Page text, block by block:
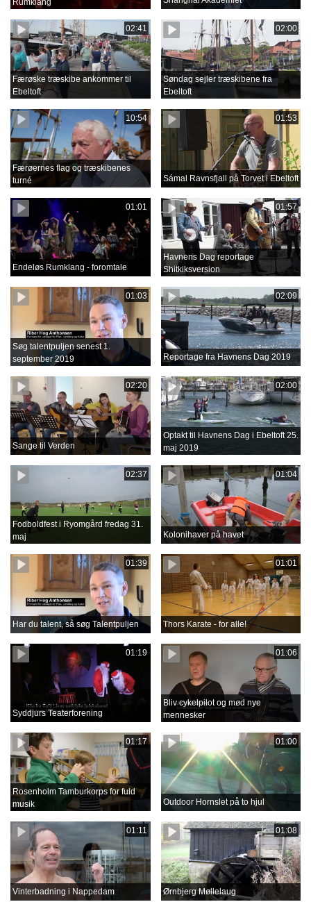
Rumklang
02:41
Færøske træskibe ankommer til
Ebeltoft
02:00
Søndag sejler træskibene fra
Ebeltoft
10:54
Færøernes flag og træskibenes
turné
01:53
Sámal Ravnsfjall på Torvet i Ebeltoft
01:01
Endeløs Rumklang - foromtale
01:57
Havnens Dag reportage
Shitkiksversion
01:03
Søg talentpuljen senest 1.
september 2019
02:09
Reportage fra Havnens Dag 2019
02:20
Sange til Verden
02:00
Optakt til Havnens Dag i Ebeltoft 25.
maj 2019
02:37
Fodboldfest i Ryomgård fredag 31.
maj
01:04
Kolonihaver på havet
01:39
Har du talent, så søg Talentpuljen
01:01
Thors Karate - for alle!
01:19
Syddjurs Teaterforening
01:06
Bliv cykelpilot og mød nye
mennesker
01:17
Rosenholm Tamburkorps for fuld
musik
01:00
Outdoor Hornslet på to hjul
01:11
Vinterbadning i Nappedam
01:08
Ørnbjerg Møllelaug